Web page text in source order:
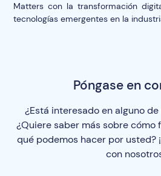
Matters con la transformación
tecnologías emergentes en la
Póngase en
¿Está interesado en alguno
¿Quiere saber más sobre
qué podemos hacer por usted?
con